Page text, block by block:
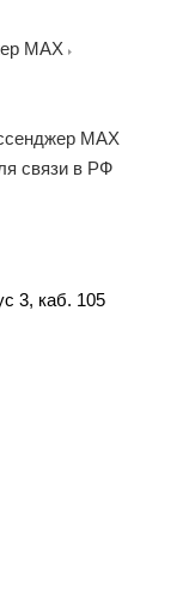
MAX
MAX
связи в РФ
3, каб. 105